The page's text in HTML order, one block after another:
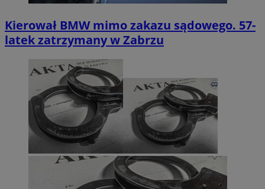
Kierował BMW mimo zakazu sądowego. 57-
latek zatrzymany w Zabrzu